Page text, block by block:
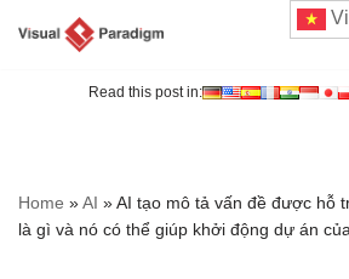
Read this post in:
Home »AI »AI tạo mô tả vấn đề được hỗ
là gì và nó có thể giúp khởi động dự án